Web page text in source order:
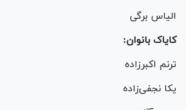
الیاس برگی
کایاک بانوان:
ترنم اکبرزاده
یکا نجفی‌زاده